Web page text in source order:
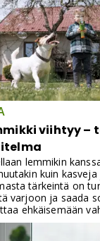
viihtyy –
lemmikin
kuin
tärkeintä on
varjoon ja saada
ehkäisemään
perheelle. Hyvin
ja rahaa – ja tekee